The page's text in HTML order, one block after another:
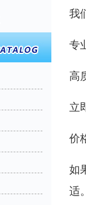
我
专
高
立
价
如
适